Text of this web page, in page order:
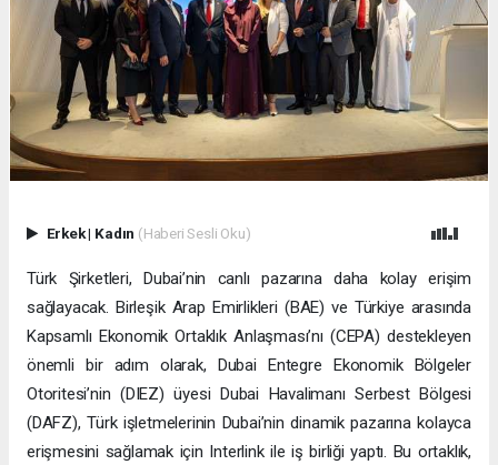
Erkek| Kadın (Haberi Sesli Oku)
Türk Şirketleri, Dubai’nin canlı pazarına daha kolay erişim
sağlayacak. Birleşik Arap Emirlikleri (BAE) ve Türkiye arasında
Kapsamlı Ekonomik Ortaklık Anlaşması’nı (CEPA) destekleyen
önemli bir adım olarak, Dubai Entegre Ekonomik Bölgeler
Otoritesi’nin (DIEZ) üyesi Dubai Havalimanı Serbest Bölgesi
(DAFZ), Türk işletmelerinin Dubai’nin dinamik pazarına kolayca
erişmesini sağlamak için Interlink ile iş birliği yaptı. Bu ortaklık,